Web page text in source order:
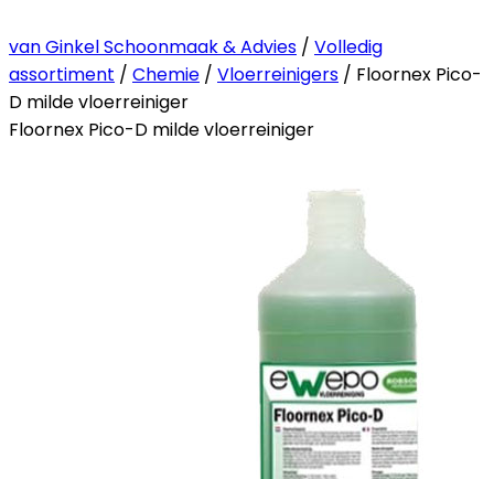
van Ginkel Schoonmaak & Advies / Volledig
assortiment / Chemie / Vloerreinigers / Floornex Pico-
D milde vloerreiniger
Floornex Pico-D milde vloerreiniger